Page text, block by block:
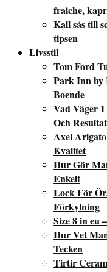
fraiche,
Kall sås till
tipsen
Livsstil
Tom Ford
Park Inn by
Boende
Vad Väger
Och Resultat
Axel
Kvalitet
Hur Gör
Enkelt
Lock För
Förkylning
Size 8 in eu
Hur Vet
Tecken
Tirtir